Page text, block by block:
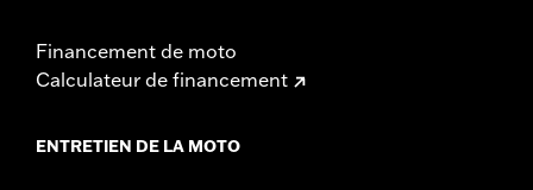
Financement de moto
Calculateur de financement
ENTRETIEN DE LA MOTO